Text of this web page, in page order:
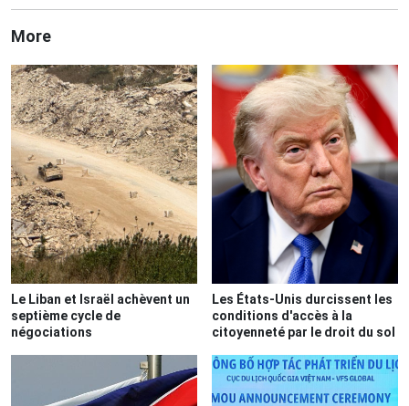
More
Le Liban et Israël achèvent un
septième cycle de
négociations
Les États-Unis durcissent les
conditions d'accès à la
citoyenneté par le droit du sol